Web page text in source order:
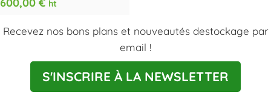
ht
Recevez nos bons plans et nouveautés destockage par
email !
S'INSCRIRE À LA NEWSLETTER